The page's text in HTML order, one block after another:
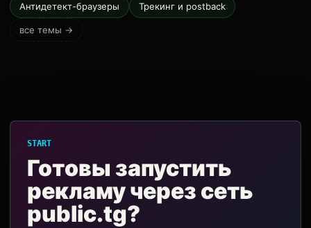
Антидетект-браузеры Трекинг и postback
все темы →
START
Готовы запустить
рекламу через сеть
public.tg?